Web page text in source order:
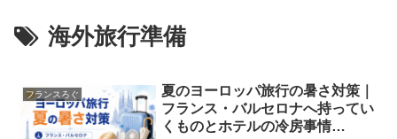
海外旅行準備
フランスろぐ
夏のヨーロッパ旅行の暑さ対策｜
フランス・バルセロナへ持ってい
くものとホテルの冷房事情